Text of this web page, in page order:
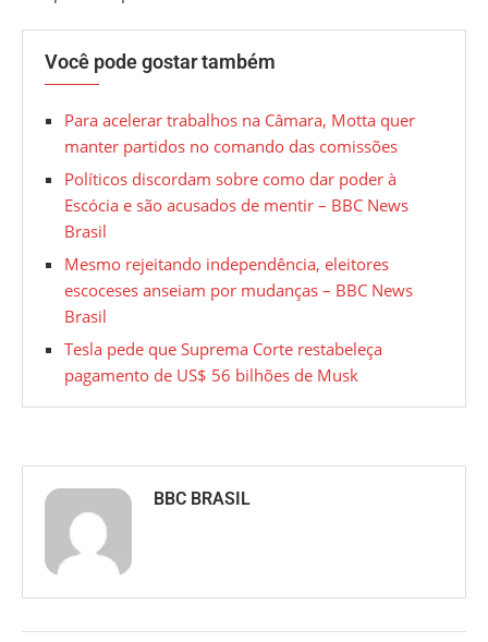
Você pode gostar também
Para acelerar trabalhos na Câmara, Motta quer
manter partidos no comando das comissões
Políticos discordam sobre como dar poder à
Escócia e são acusados de mentir – BBC News
Brasil
Mesmo rejeitando independência, eleitores
escoceses anseiam por mudanças – BBC News
Brasil
Tesla pede que Suprema Corte restabeleça
pagamento de US$ 56 bilhões de Musk
BBC BRASIL